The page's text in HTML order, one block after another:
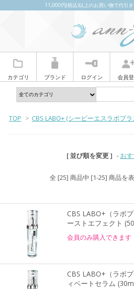
11,000円(税込)以上のお買い物で代引
カテゴリ ブランド ログイン 会員
TOP > CBS LABO+ (シービーエスラボプラ
[ 並び順を変更 ] - お
全 [25] 商品中 [1-25] 商品を
CBS LABO+（ラボ
ーストエフェクト
会員のみ購入できます
CBS LABO+（ラボ
ィベートセラム